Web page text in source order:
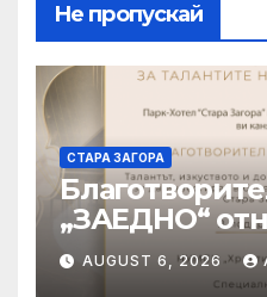
Не пропускай
СТАРА ЗАГОРА
„ЗАЕДНО“
подкрепи
деца на Стара
AUGUST 6, 2026